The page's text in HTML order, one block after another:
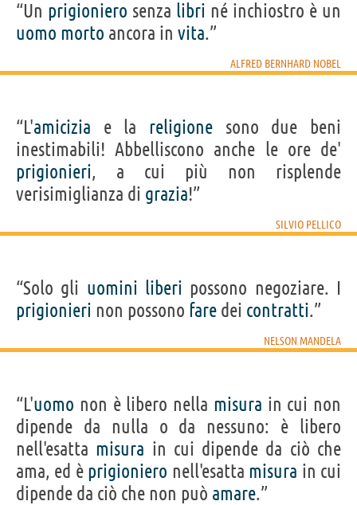
“Un prigioniero senza libri né inchiostro è un
uomo morto ancora in vita.”
ALFRED BERNHARD NOBEL
“L'amicizia e la religione sono due beni
inestimabili! Abbelliscono anche le ore de'
prigionieri, a cui più non risplende
verisimiglianza di grazia!”
SILVIO PELLICO
“Solo gli uomini liberi possono negoziare. I
prigionieri non possono fare dei contratti.”
NELSON MANDELA
“L'uomo non è libero nella misura in cui non
dipende da nulla o da nessuno: è libero
nell'esatta misura in cui dipende da ciò che
ama, ed è prigioniero nell'esatta misura in cui
dipende da ciò che non può amare.”